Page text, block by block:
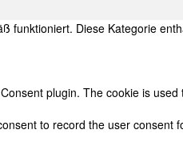
funktioniert. Diese Kategorie
plugin. The cookie is
to record the user consent